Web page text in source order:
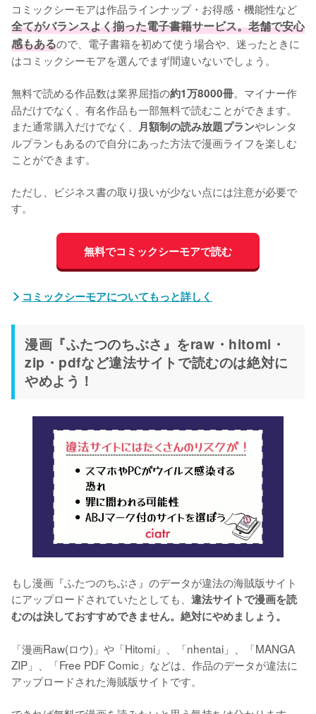
コミックシーモアは作品ラインナップ・お得感・機能性など
全てがバランスよく揃った電子書籍サービス。老舗で安心
感もあるので、電子書籍を初めて使う場合や、迷ったときに
はコミックシーモアを選んでまず間違いないでしょう。
無料で読める作品数は業界屈指の約1万8000冊。マイナー作
品だけでなく、有名作品も一部無料で読むことができます。
また通常購入だけでなく、 月額制の読み放題プランやレンタ
ルプランもあるので自分にあった方法で漫画ライフを楽しむ
ことができます。
ただし、ビジネス書の取り扱いが少ない点には注意が必要で
す。
無料でコミックシーモアで読む
コミックシーモアについてもっと詳しく
漫画『ふたつのちぶさ』をraw・hitomi・
zip・pdfなど違法サイトで読むのは絶対に
やめよう！
もし漫画『ふたつのちぶさ』のデータが違法の海賊版サイト
にアップロードされていたとしても、 違法サイトで漫画を読
むのは決しておすすめできません。絶対にやめましょう。
「漫画Raw(ロウ)」や「Hitomi」、「nhentai」、「MANGA
ZIP」、「Free PDF Comic」などは、作品のデータが違法に
アップロードされた海賊版サイトです。